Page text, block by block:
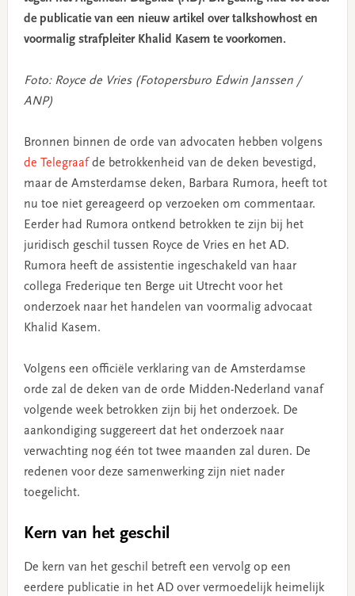
de publicatie van een nieuw artikel over talkshowhost en
voormalig strafpleiter Khalid Kasem te voorkomen.
Foto: Royce de Vries (Fotopersburo Edwin Janssen /
ANP)
Bronnen binnen de orde van advocaten hebben volgens
de Telegraafde betrokkenheid van de deken bevestigd,
maar de Amsterdamse deken, Barbara Rumora, heeft tot
nu toe niet gereageerd op verzoeken om commentaar.
Eerder had Rumora ontkend betrokken te zijn bij het
juridisch geschil tussen Royce de Vries en het AD.
Rumora heeft de assistentie ingeschakeld van haar
collega Frederique ten Berge uit Utrecht voor het
onderzoek naar het handelen van voormalig advocaat
Khalid Kasem.
Volgens een officiële verklaring van de Amsterdamse
orde zal de deken van de orde Midden-Nederland vanaf
volgende week betrokken zijn bij het onderzoek. De
aankondiging suggereert dat het onderzoek naar
verwachting nog één tot twee maanden zal duren. De
redenen voor deze samenwerking zijn niet nader
toegelicht.
Kern van het geschil
De kern van het geschil betreft een vervolg op een
eerdere publicatie in het AD over vermoedelijk heimelijk